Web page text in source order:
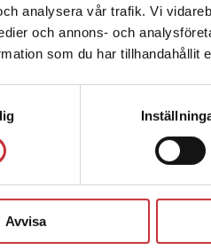
analysera vår trafik. Vi
och annons- och
som du har
Avvisa
enhet utanför
Sverige. För att
och forskare i
vid Göteborgs